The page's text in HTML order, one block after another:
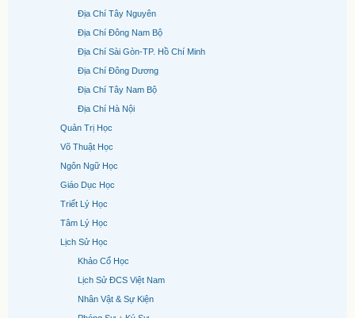
Địa Chí Tây Nguyên
Địa Chí Đông Nam Bộ
Địa Chí Sài Gòn-TP. Hồ Chí Minh
Địa Chí Đông Dương
Địa Chí Tây Nam Bộ
Địa Chí Hà Nội
Quản Trị Học
Võ Thuật Học
Ngôn Ngữ Học
Giáo Dục Học
Triết Lý Học
Tâm Lý Học
Lịch Sử Học
Khảo Cổ Học
Lịch Sử ĐCS Việt Nam
Nhân Vật & Sự Kiện